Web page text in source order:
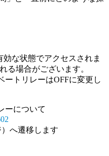
な状態でアクセスされま
る場合がございます。
ートリレーはOFFに変更し
ーについて
へ遷移します